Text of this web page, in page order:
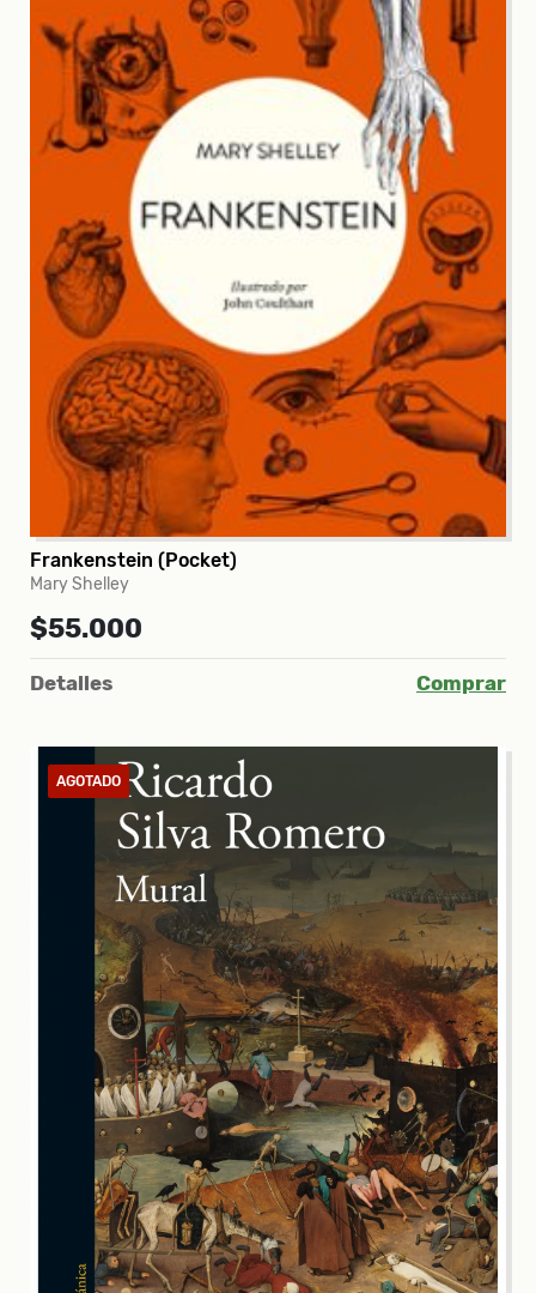
Frankenstein (Pocket)
Mary Shelley
$55.000
Detalles Comprar
AGOTADO